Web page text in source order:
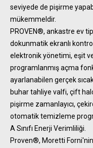
seviyede de pişirme
mükemmeldir.
PROVEN®, ankastre ev
dokunmatik ekranlı
elektronik yönetimi, eşit
programlanmış açma
ayarlanabilen gerçek
buhar tahliye valfi, çift
pişirme zamanlayıcı,
otomatik temizleme
A Sınıfı Enerji Verimliliği.
Proven®, Moretti